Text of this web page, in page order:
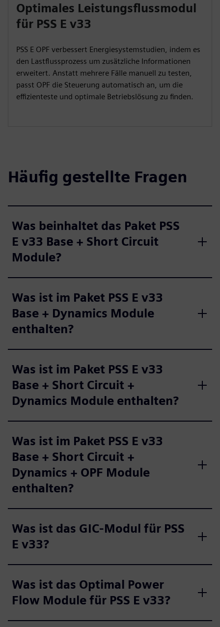
Optimales Leistungsflussmodul
für PSS E v33
PSS E OPF verbessert Energiesystemstudien, indem es
den Lastflussprozess um zusätzliche Informationen
erweitert. Anstatt mehrere Fälle manuell zu testen,
passt OPF die Steuerung automatisch an, um die
effizienteste und optimale Betriebslösung zu finden.
Häufig gestellte Fragen
Was beinhaltet das Paket PSS
E v33 Base + Short Circuit
Module?
Was ist im Paket PSS E v33
Base + Dynamics Module
enthalten?
Was ist im Paket PSS E v33
Base + Short Circuit +
Dynamics Module enthalten?
Was ist im Paket PSS E v33
Base + Short Circuit +
Dynamics + OPF Module
enthalten?
Was ist das GIC-Modul für PSS
E v33?
Was ist das Optimal Power
Flow Module für PSS E v33?